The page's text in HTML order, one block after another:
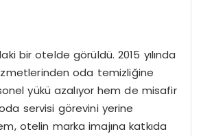
bir otelde görüldü. 2015 yılında
oda temizliğine
yükü azalıyor hem de misafir
servisi görevini yerine
otelin marka imajına katkıda